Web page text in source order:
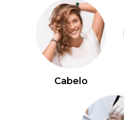
Cabelo